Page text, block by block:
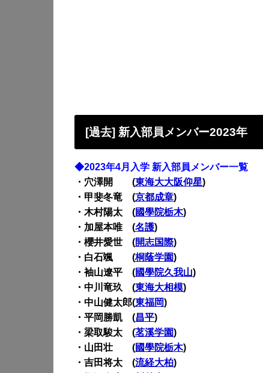
[過去] 新入部員メンバー2023年
◆2023年4月入学 新入部員メンバー一覧
・穴澤開 (東海大大阪仰星)
・甲斐冬竜 (京都成章)
・木村陽太 (國學院栃木)
・加屋本唯 (名護)
・櫻井愛世 (開志国際)
・白石颯 (桐蔭学園)
・袖山遼平 (國學院久我山)
・中川竜玖 (東海大相模)
・中山健太郎(東福岡)
・平岡勝凱 (昌平)
・梁取駿太 (茗溪学園)
・山田壮 (國學院栃木)
・吉田将太 (流経大柏)